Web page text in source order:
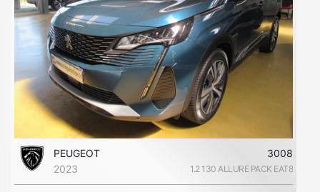
PEUGEOT
3008
2023
1.2 130 ALLURE PACK EAT8